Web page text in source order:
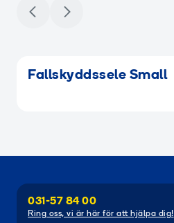
Fallskyddssele Small
031-57 84 00
Ring oss, vi är här för att hjälpa dig!